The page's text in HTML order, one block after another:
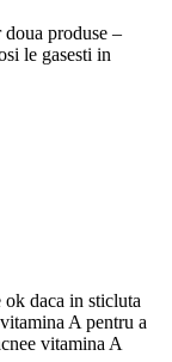
produse –
le gasesti in
ok daca in sticluta
A pentru a
vitamina A